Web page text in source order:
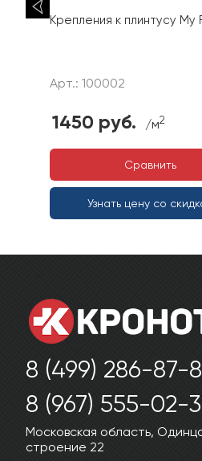
Крепления к плинтусу My
Арт.: 100002
1450 руб. /м2
Сравнить
Узнать цену со
8 (499) 286-87-
8 (967) 555-02-
Московская область,
строение 22